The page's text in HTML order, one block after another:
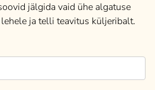
jälgida vaid ühe algatuse
ja telli teavitus küljeribalt.